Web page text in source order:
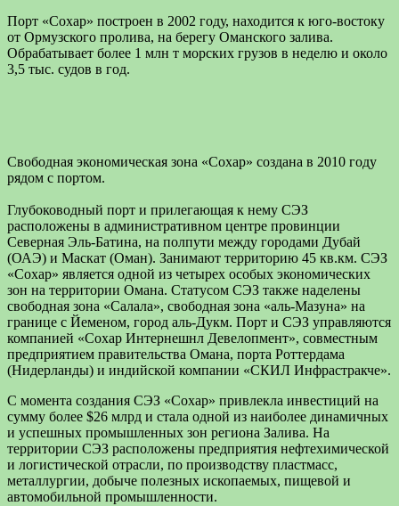
Порт «Сохар» построен в 2002 году, находится к юго-востоку
от Ормузского пролива, на берегу Оманского залива.
Обрабатывает более 1 млн т морских грузов в неделю и около
3,5 тыс. судов в год.
Свободная экономическая зона «Сохар» создана в 2010 году
рядом с портом.
Глубоководный порт и прилегающая к нему СЭЗ
расположены в административном центре провинции
Северная Эль-Батина, на полпути между городами Дубай
(ОАЭ) и Маскат (Оман). Занимают территорию 45 кв.км. СЭЗ
«Сохар» является одной из четырех особых экономических
зон на территории Омана. Статусом СЭЗ также наделены
свободная зона «Салала», свободная зона «аль-Мазуна» на
границе с Йеменом, город аль-Дукм. Порт и СЭЗ управляются
компанией «Сохар Интернешнл Девелопмент», совместным
предприятием правительства Омана, порта Роттердама
(Нидерланды) и индийской компании «СКИЛ Инфрастракче».
С момента создания СЭЗ «Сохар» привлекла инвестиций на
сумму более $26 млрд и стала одной из наиболее динамичных
и успешных промышленных зон региона Залива. На
территории СЭЗ расположены предприятия нефтехимической
и логистической отрасли, по производству пластмасс,
металлургии, добыче полезных ископаемых, пищевой и
автомобильной промышленности.